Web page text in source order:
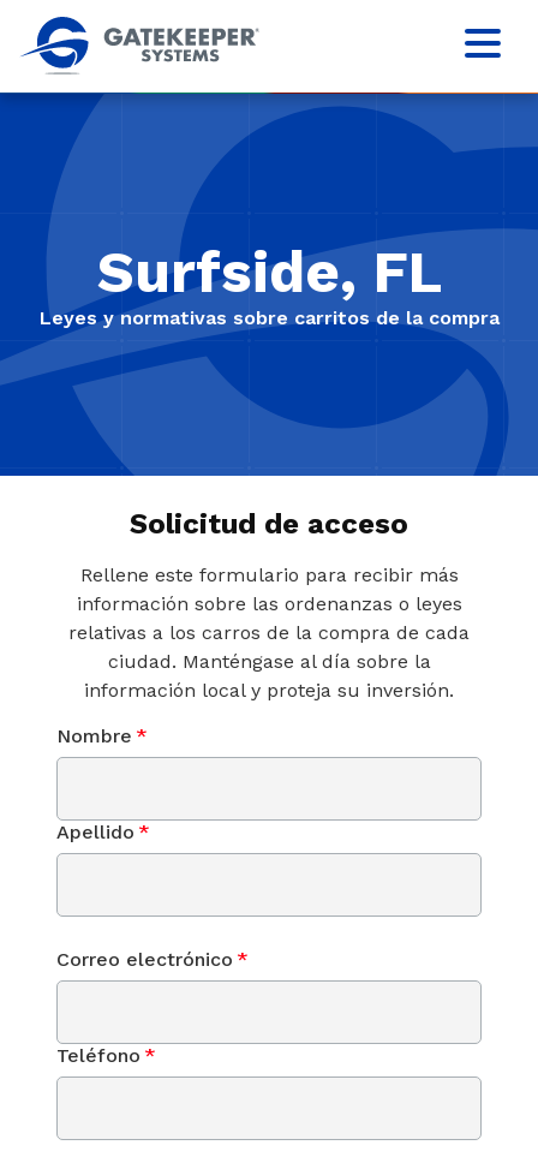
Surfside, FL
Leyes y normativas sobre carritos de la compra
Solicitud de acceso
Rellene este formulario para recibir más
información sobre las ordenanzas o leyes
relativas a los carros de la compra de cada
ciudad. Manténgase al día sobre la
información local y proteja su inversión.
Nombre *
Apellido *
Correo electrónico *
Teléfono *